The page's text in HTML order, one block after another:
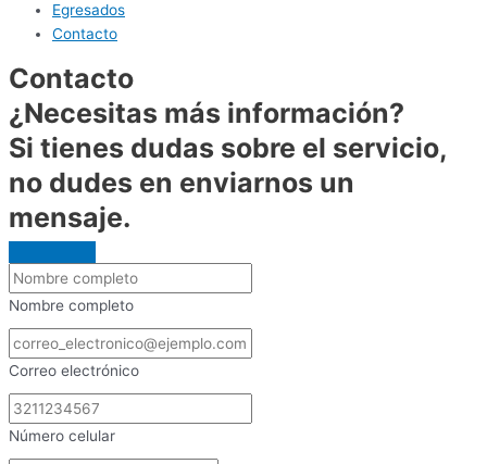
Egresados
Contacto
Contacto
¿Necesitas más información?
Si tienes dudas sobre el servicio,
no dudes en enviarnos un
mensaje.
Nombre completo
Correo electrónico
Número celular